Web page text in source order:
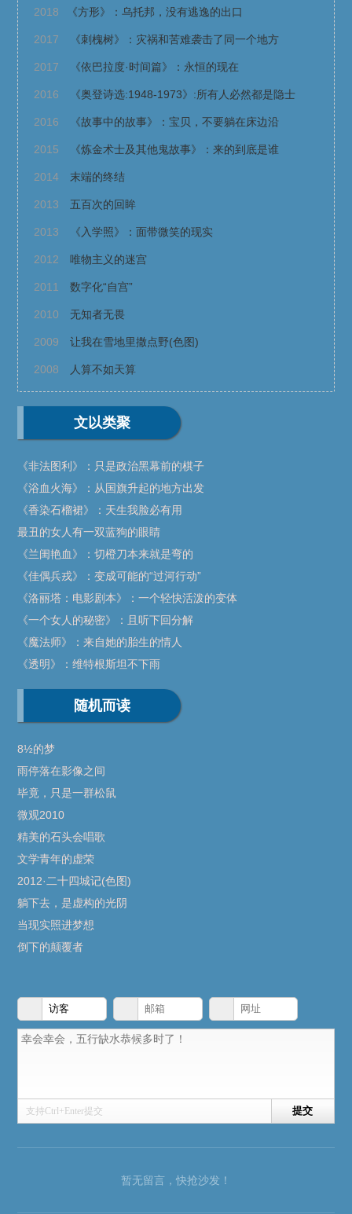
2018 《方形》：乌托邦，没有逃逸的出口
2017 《刺槐树》：灾祸和苦难袭击了同一个地方
2017 《依巴拉度·时间篇》：永恒的现在
2016 《奥登诗选:1948-1973》:所有人必然都是隐士
2016 《故事中的故事》：宝贝，不要躺在床边沿
2015 《炼金术士及其他鬼故事》：来的到底是谁
2014 末端的终结
2013 五百次的回眸
2013 《入学照》：面带微笑的现实
2012 唯物主义的迷宫
2011 数字化“自宫”
2010 无知者无畏
2009 让我在雪地里撒点野(色图)
2008 人算不如天算
文以类聚
《非法图利》：只是政治黑幕前的棋子
《浴血火海》：从国旗升起的地方出发
《香染石榴裙》：天生我脸必有用
最丑的女人有一双蓝狗的眼睛
《兰闺艳血》：切橙刀本来就是弯的
《佳偶兵戎》：变成可能的“过河行动”
《洛丽塔：电影剧本》：一个轻快活泼的变体
《一个女人的秘密》：且听下回分解
《魔法师》：来自她的胎生的情人
《透明》：维特根斯坦不下雨
随机而读
8½的梦
雨停落在影像之间
毕竟，只是一群松鼠
微观2010
精美的石头会唱歌
文学青年的虚荣
2012·二十四城记(色图)
躺下去，是虚构的光阴
当现实照进梦想
倒下的颠覆者
支持Ctrl+Enter提交
暂无留言，快抢沙发！